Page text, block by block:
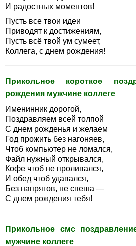
И радостных моментов!
Пусть все твои идеи
Приводят к достижениям,
Пусть всё твой ум сумеет,
Коллега, с днем рождения!
Прикольное короткое
рождения мужчине коллеге
Именинник дорогой,
Поздравляем всей толпой
С днем рожденья и желаем
Год прожить без нагоняев,
Чтоб компьютер не ломался,
Файл нужный открывался,
Кофе чтоб не проливался,
И обед чтоб удавался,
Без напрягов, не спеша —
С днем рождения тебя!
Прикольное смс
мужчине коллеге